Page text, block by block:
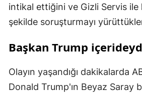
intikal ettiğini ve Gizli Servis
şekilde soruşturmayı
Başkan Trump
Olayın yaşandığı dakikalarda
Donald Trump'ın Beyaz Saray